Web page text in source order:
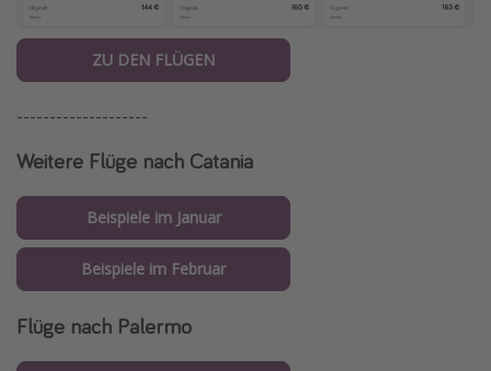
ZU DEN FLÜGEN
--------------------
Weitere Flüge nach Catania
Beispiele im Januar
Beispiele im Februar
Flüge nach Palermo